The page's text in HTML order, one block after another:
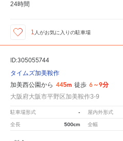
24時間
1 人がお気に入りの駐車場
ID:305055744
タイムズ加美鞍作
加美西公園から 445m 徒歩 6～9分
大阪府大阪市平野区加美鞍作3-9
駐車場形式 - 屋内外形式
全長 500cm 全幅